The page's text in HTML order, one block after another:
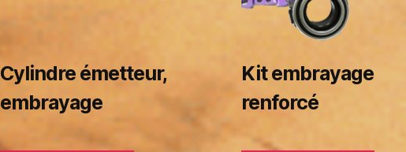
Cylindre émetteur,
embrayage
Kit embrayage
renforcé